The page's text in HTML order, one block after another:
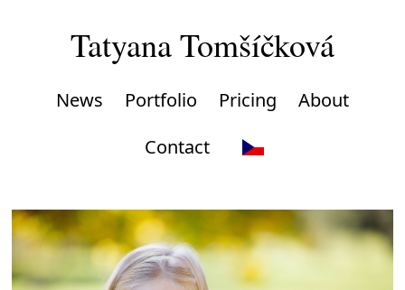
Tatyana Tomšíčková
News Portfolio Pricing
About
Contact